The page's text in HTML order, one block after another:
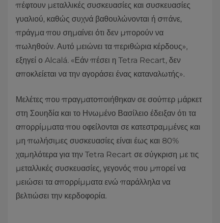
πέφτουν μεταλλικές συσκευασίες και συσκευασίες
γυαλιού, καθώς συχνά βαθουλώνονται ή σπάνε,
πράγμα που σημαίνει ότι δεν μπορούν να
πωληθούν. Αυτό μειώνει τα περιθώρια κέρδους»,
εξηγεί ο Alcalá. «Εάν πέσει η Tetra Recart, δεν
αποκλείεται να την αγοράσει ένας καταναλωτής».
Μελέτες που πραγματοποιήθηκαν σε σούπερ μάρκετ
στη Σουηδία και το Ηνωμένο Βασίλειο έδειξαν ότι τα
απορρίμματα που οφείλονται σε κατεστραμμένες και
μη πωλήσιμες συσκευασίες είναι έως και 80%
χαμηλότερα για την Tetra Recart σε σύγκριση με τις
μεταλλικές συσκευασίες, γεγονός που μπορεί να
μειώσει τα απορρίμματα ενώ παράλληλα να
βελτιώσει την κερδοφορία.